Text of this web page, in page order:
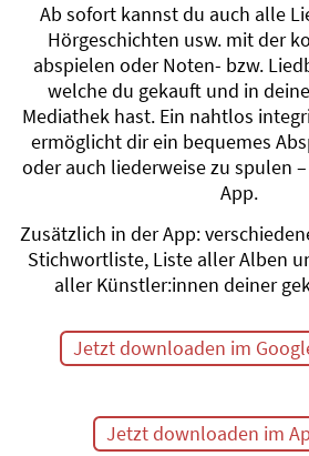
«Oh,
Sein.
mit all
Ab sofort kannst du auch alle
Hörgeschichten usw. mit der
abspielen oder Noten- bzw.
welche du gekauft und in
Mediathek hast. Ein nahtlos
ermöglicht dir ein bequemes
oder auch liederweise zu spulen
App.
Zusätzlich in der App:
Stichwortliste, Liste aller Alben
aller Künstler:innen deiner
Jetzt downloaden im
Jetzt downloaden im